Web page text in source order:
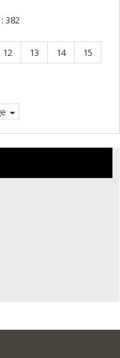
382
Page
12 Page
13 Page
14 Page
15